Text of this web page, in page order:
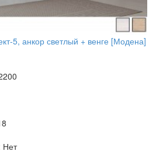
5, анкор светлый + венге [Модена]
Нет